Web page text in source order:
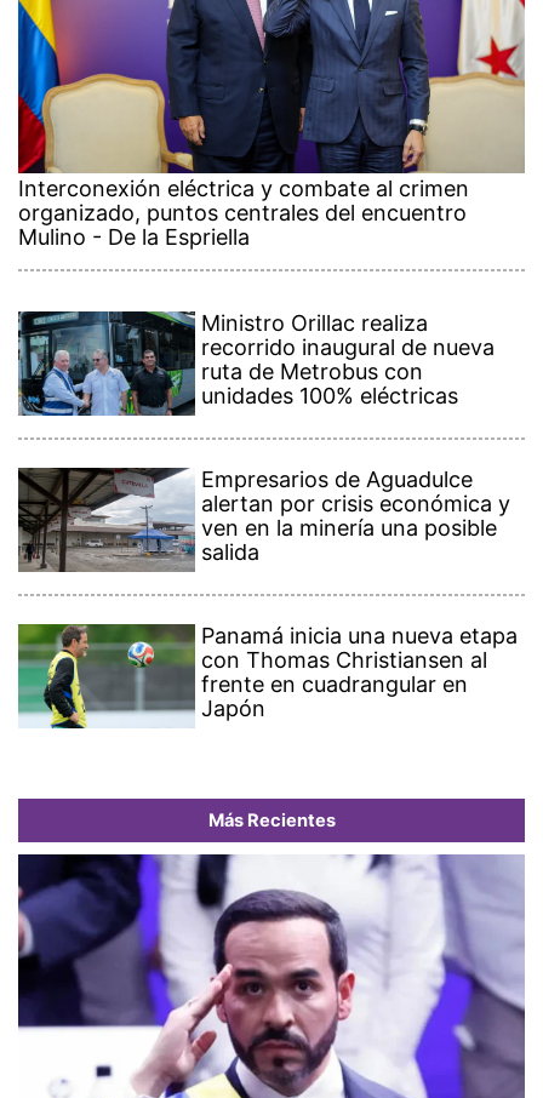
Interconexión eléctrica y combate al crimen
organizado, puntos centrales del encuentro
Mulino - De la Espriella
Ministro Orillac realiza
recorrido inaugural de nueva
ruta de Metrobus con
unidades 100% eléctricas
Empresarios de Aguadulce
alertan por crisis económica y
ven en la minería una posible
salida
Panamá inicia una nueva etapa
con Thomas Christiansen al
frente en cuadrangular en
Japón
Más Recientes